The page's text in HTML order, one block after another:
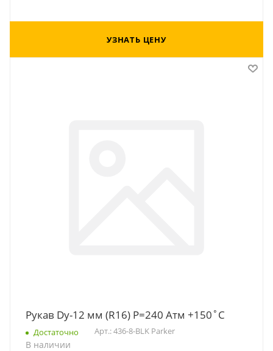
УЗНАТЬ ЦЕНУ
Рукав Dу-12 мм (R16) Р=240 Атм +150˚C
Достаточно Арт.: 436-8-BLK Parker
В наличии